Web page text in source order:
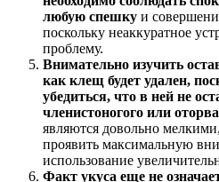
любую спешку и
поскольку неаккуратное
проблему.
Внимательно изучить
как клещ будет удален,
убедиться, что в ней не
членистоногого или
являются довольно
проявить максимальную
использование
Факт укуса еще не